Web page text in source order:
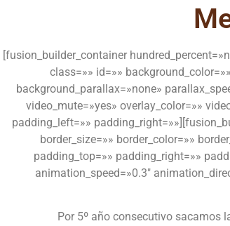
[fusion_builder_container
class=»» id=»»
background_parallax=»none»
video_mute=»yes» overlay_color=»»
padding_left=»»
border_size=»» border_color=»»
padding_top=»» padding_right=»»
animation_speed=»0.3″
Por 5º año consecutivo sacamos